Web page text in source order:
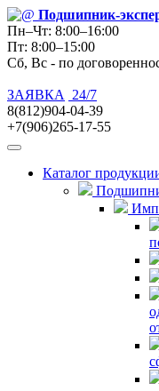
Подшипник-
Пн–Чт: 8:00–16:00
Пт: 8:00–15:00
Сб, Вс - по
ЗАЯВКА
24/7
8(812)904-04-39
+7(906)265-17-55
Каталог